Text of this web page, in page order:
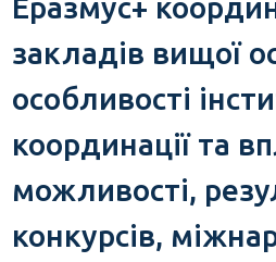
закладів вищої
особливості
координації та
можливості,
конкурсів,